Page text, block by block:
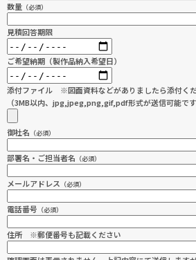
数量 （必須）
見積回答期限
ご希望納期（製作品納入希望日）
添付ファイル ※図面資料などがありましたら添付く
（3MB以内、jpg,jpeg,png,gif,pdf形式が送信可能です
御社名 （必須）
部署名・ご担当者名 （必須）
メールアドレス （必須）
電話番号 （必須）
住所 ※郵便番号も記載ください